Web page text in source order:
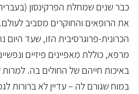
כבר שנים שמחלת הפרקינסון
את הרופאים והחוקרים מסביב
הכרונית-פרוגרסיבית הזו, שעד
מרפא, כוללת מאפיינים פיזיים
באיכות חייהם של החולים בה. למרות
במוח שגורם לה – עדיין לא ברורות